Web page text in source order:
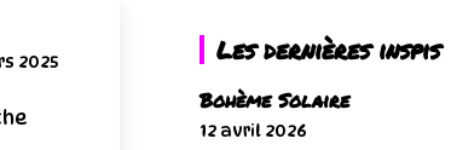
2025 Les dernières inspis
Bohème Solaire
12 avril 2026